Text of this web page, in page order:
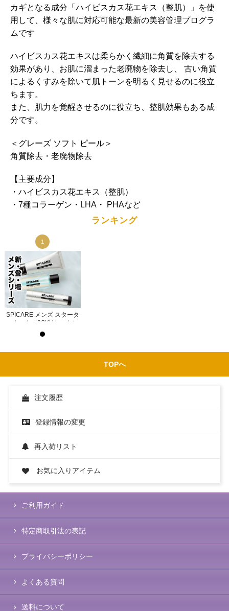
カギとなる成分「ハイビスカス花エキス（整肌）」を使
用して、様々な肌に対応可能な最新の美容管理プログラ
ムです
ハイビスカス花エキスは柔らかく繊細に角質を除去する
効果があり、お肌に溜まった老廃物を除去し、 古い角質
によるくすみを除いて肌トーンを明るく見せるのに役立
ちます。
また、肌力を覚醒させるのに役立ち、整肌効果もある成
分です。
＜グレーズ ソフト ピール＞
角質除去・老廃物除去
【主要成分】
・ハイビスカス花エキス（整肌）
・7種コラーゲン・LHA・ PHAなど
ランキング
1
SPICARE メンズ スタータ
ーキット（3SKUセット）
ログイン後サロン価格を表示
TOPへ
注文履歴
登録情報の変更
再入荷リスト
お気に入りアイテム
ご利用ガイド
特定商取引法の表記
プライバシーポリシー
よくある質問
送料について